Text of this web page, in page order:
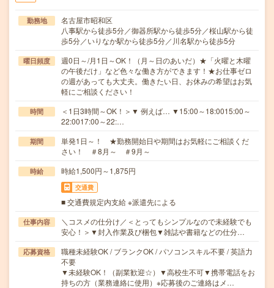
勤務地
名古屋市昭和区
八事駅から徒歩5分／御器所駅から徒歩5分／桜山駅から徒
歩5分／いりなか駅から徒歩5分／川名駅から徒歩5分
曜日頻度
週0日～/月1日～OK！（月～日のあいだ）★「火曜と木曜
の午後だけ」など色々な働き方ができます！★お仕事ゼロ
の週があっても大丈夫。働きたい日、お休みの希望はお気
軽にご相談ください！
時間
＜1日3時間～OK！＞▼ 例えば… ▼15:00～18:0015:00～
22:0017:00～22:…
期間
単発1日～！ ★勤務開始日や期間はお気軽にご相談くだ
さい！ ＃8月～ ＃9月～
時給 時給1,500円～1,875円
交通費
■ 交通費規定内支給 ※派遣先による
仕事内容
＼コスメの仕分け／＜とってもシンプルなので未経験でも
安心！＞▼封入作業及び梱包▼雑誌や書籍などの仕分…
応募資格
職種未経験OK / ブランクOK / パソコンスキル不要 / 英語力
不要
▼未経験OK！（副業歓迎☆）▼高校生不可▼携帯電話をお
持ちの方（業務連絡に使用）※応募後のご連絡はメ…